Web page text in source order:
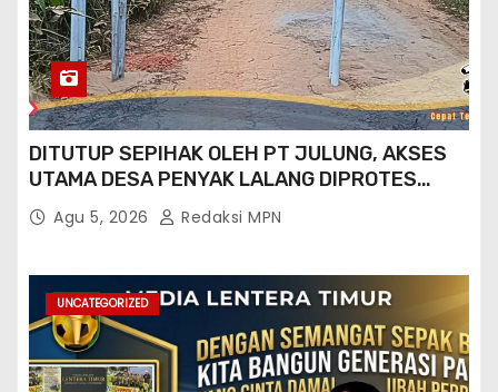
DITUTUP SEPIHAK OLEH PT JULUNG, AKSES
UTAMA DESA PENYAK LALANG DIPROTES
KADES DAN GPN 08
Agu 5, 2026 Redaksi MPN
UNCATEGORIZED